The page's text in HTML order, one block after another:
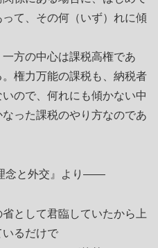
て、その何（いず）れに傾
方の中心は課税高権であ
権力万能の課税も、納税者
ので、何れにも傾かない中
った課税のやり方なのであ
念と外交』より――
として君臨していたから上
るだけで